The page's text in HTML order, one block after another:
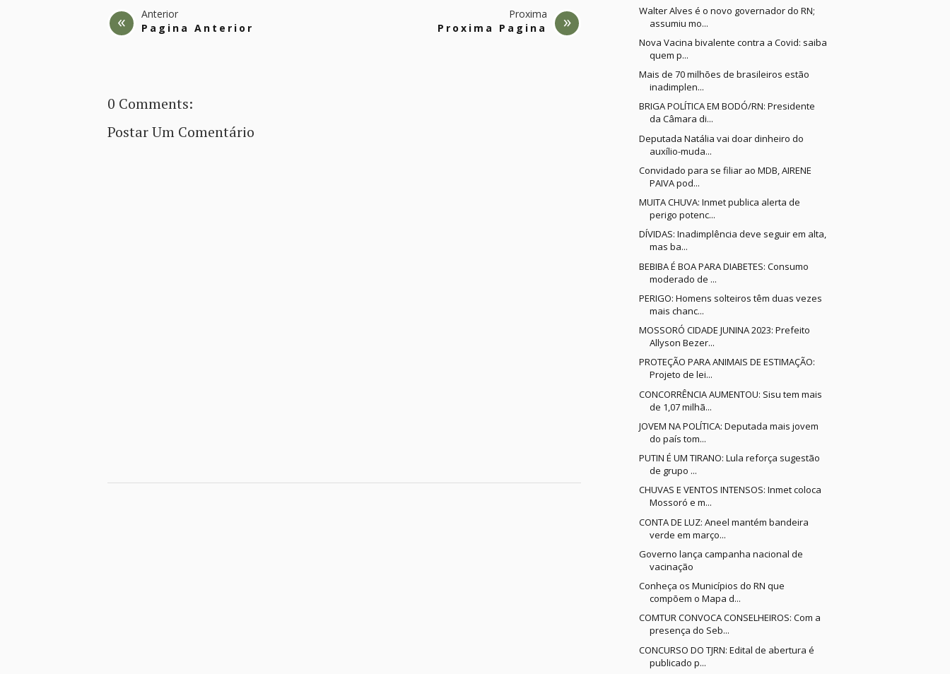
Anterior
Pagina Anterior
Proxima
Proxima Pagina
0 Comments:
Postar Um Comentário
Walter Alves é o novo governador do RN;
assumiu mo...
Nova Vacina bivalente contra a Covid: saiba
quem p...
Mais de 70 milhões de brasileiros estão
inadimplen...
BRIGA POLÍTICA EM BODÓ/RN: Presidente
da Câmara di...
Deputada Natália vai doar dinheiro do
auxílio-muda...
Convidado para se filiar ao MDB, AIRENE
PAIVA pod...
MUITA CHUVA: Inmet publica alerta de
perigo potenc...
DÍVIDAS: Inadimplência deve seguir em alta,
mas ba...
BEBIBA É BOA PARA DIABETES: Consumo
moderado de ...
PERIGO: Homens solteiros têm duas vezes
mais chanc...
MOSSORÓ CIDADE JUNINA 2023: Prefeito
Allyson Bezer...
PROTEÇÃO PARA ANIMAIS DE ESTIMAÇÃO:
Projeto de lei...
CONCORRÊNCIA AUMENTOU: Sisu tem mais
de 1,07 milhã...
JOVEM NA POLÍTICA: Deputada mais jovem
do país tom...
PUTIN É UM TIRANO: Lula reforça sugestão
de grupo ...
CHUVAS E VENTOS INTENSOS: Inmet coloca
Mossoró e m...
CONTA DE LUZ: Aneel mantém bandeira
verde em março...
Governo lança campanha nacional de
vacinação
Conheça os Municípios do RN que
compõem o Mapa d...
COMTUR CONVOCA CONSELHEIROS: Com a
presença do Seb...
CONCURSO DO TJRN: Edital de abertura é
publicado p...